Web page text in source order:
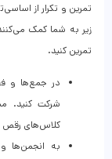
تمرین و تکرار از
زیر به شما کمک
تمرین کنید.
در جمع‌ها و
شرکت کنید.
کلاس‌های رقص
به انجمن‌ها